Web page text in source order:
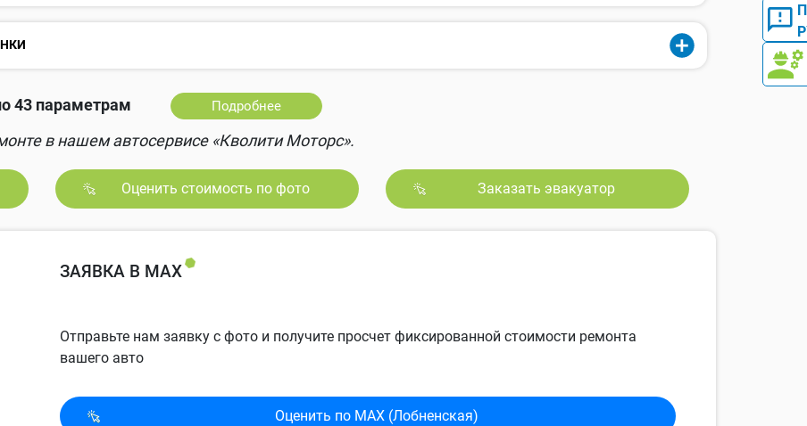
43 параметрам Подробнее
в нашем автосервисе «Кволити Моторс».
Оценить стоимость по фото Заказать эвакуатор
ЗАЯВКА В MAX
Отправьте нам заявку с фото и получите просчет фиксированной стоимости ремонта
вашего авто
Оценить по MAX (Лобненская)